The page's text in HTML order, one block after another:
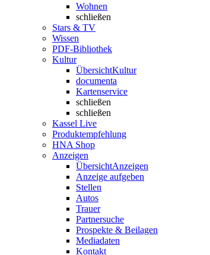
Wohnen
schließen
Stars & TV
Wissen
PDF-Bibliothek
Kultur
ÜbersichtKultur
documenta
Kartenservice
schließen
schließen
Kassel Live
Produktempfehlung
HNA Shop
Anzeigen
ÜbersichtAnzeigen
Anzeige aufgeben
Stellen
Autos
Trauer
Partnersuche
Prospekte & Beilagen
Mediadaten
Kontakt